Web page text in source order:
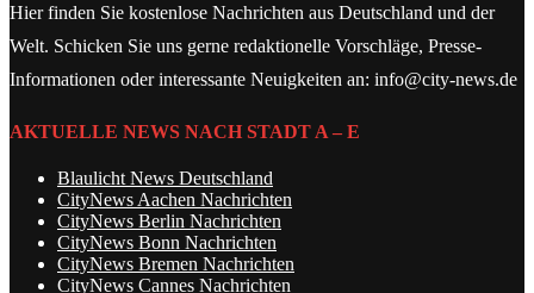
Hier finden Sie kostenlose Nachrichten aus Deutschland und der
Welt. Schicken Sie uns gerne redaktionelle Vorschläge, Presse-
Informationen oder interessante Neuigkeiten an: info@city-news.de
AKTUELLE NEWS NACH STADT A – E
Blaulicht News Deutschland
CityNews Aachen Nachrichten
CityNews Berlin Nachrichten
CityNews Bonn Nachrichten
CityNews Bremen Nachrichten
CityNews Cannes Nachrichten